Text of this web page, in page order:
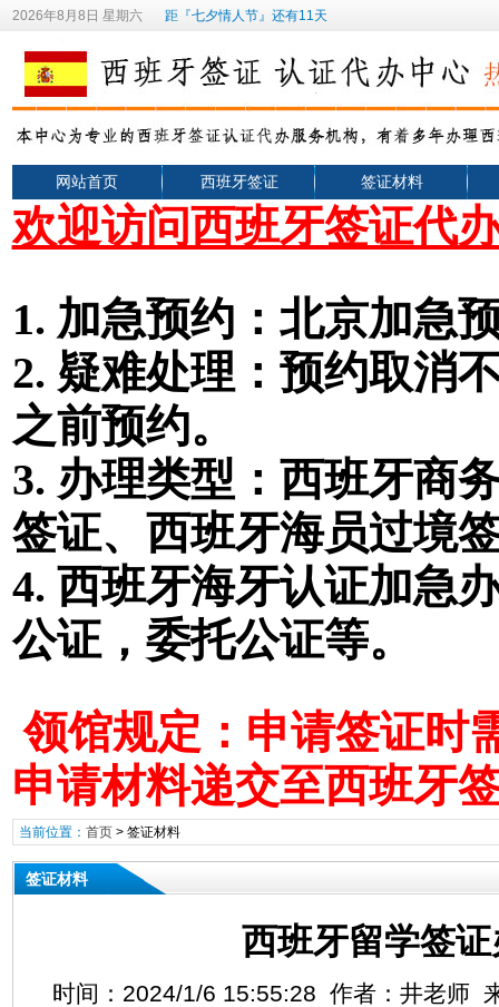
2026年8月8日 星期六 距『七夕情人节』还有11天
网站首页 西班牙签证 签证材料
欢迎访问西班牙签证代
1. 加急预约：北京加急
2. 疑难处理：预约取消
之前预约。
3. 办理类型 ： 西班牙商
签证、西班牙海员过境
4. 西班牙海牙认证加急
公证，委托公证等。
领馆规定：申请签证时
申请材料递交至西班牙
当前位置： 首页> 签证材料
签证材料
西班牙留学签
时间：2024/1/6 15:55:28 作者：井老师